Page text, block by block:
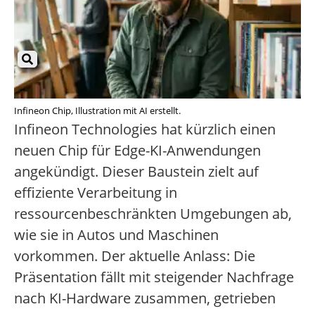
Infineon Chip, Illustration mit AI erstellt.
Infineon Technologies hat kürzlich einen
neuen Chip für Edge-KI-Anwendungen
angekündigt. Dieser Baustein zielt auf
effiziente Verarbeitung in
ressourcenbeschränkten Umgebungen ab,
wie sie in Autos und Maschinen
vorkommen. Der aktuelle Anlass: Die
Präsentation fällt mit steigender Nachfrage
nach KI-Hardware zusammen, getrieben